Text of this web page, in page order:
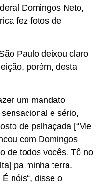
Domingos Neto,
fez fotos de
Paulo deixou claro
porém, desta
um mandato
e sério,
de palhaçada [“Me
com Domingos
de todos vocês. Tô no
pa minha terra.
nóis“, disse o